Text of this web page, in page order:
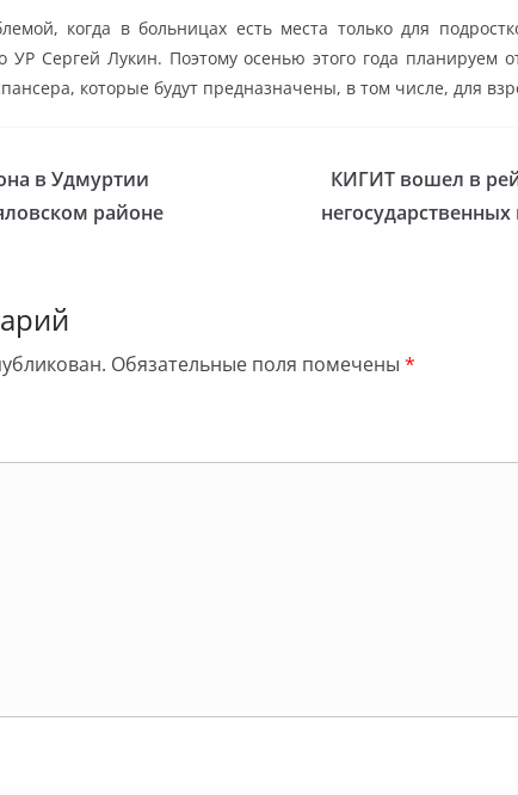
когда в больницах есть места только для
Сергей Лукин. Поэтому осенью этого года планируем
которые будут предназначены, в том числе, для
в Удмуртии
районе
КИГИТ вошел в
Обязательные поля помечены *